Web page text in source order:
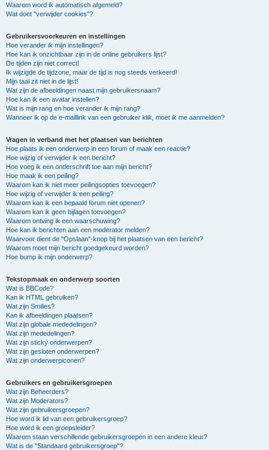
Waarom word ik automatisch afgemeld?
Wat doet "verwijder cookies"?
Gebruikersvoorkeuren en instellingen
Hoe verander ik mijn instellingen?
Hoe kan ik onzichtbaar zijn in de online gebruikers lijst?
De tijden zijn niet correct!
Ik wijzigde de tijdzone, maar de tijd is nog steeds verkeerd!
Mijn taal zit niet in de lijst!
Wat zijn de afbeeldingen naast mijn gebruikersnaam?
Hoe kan ik een avatar instellen?
Wat is mijn rang en hoe verander ik mijn rang?
Wanneer ik op de e-maillink van een gebruiker klik, moet ik me aanmelden?
Vragen in verband met het plaatsen van berichten
Hoe plaats ik een onderwerp in een forum of maak een reactie?
Hoe wijzig of verwijder ik een bericht?
Hoe voeg ik een onderschrift toe aan mijn bericht?
Hoe maak ik een peiling?
Waarom kan ik niet meer peilingsopties toevoegen?
Hoe wijzig of verwijder ik een peiling?
Waarom kan ik een bepaald forum niet openen?
Waarom kan ik geen bijlagen toevoegen?
Waarom ontving ik een waarschuwing?
Hoe kan ik berichten aan een moderator melden?
Waarvoor dient de "Opslaan"-knop bij het plaatsen van een bericht?
Waarom moet mijn bericht goedgekeurd worden?
Hoe bump ik mijn onderwerp?
Tekstopmaak en onderwerp soorten
Wat is BBCode?
Kan ik HTML gebruiken?
Wat zijn Smilies?
Kan ik afbeeldingen plaatsen?
Wat zijn globale mededelingen?
Wat zijn mededelingen?
Wat zijn sticky onderwerpen?
Wat zijn gesloten onderwerpen?
Wat zijn onderwerpiconen?
Gebruikers en gebruikersgroepen
Wat zijn Beheerders?
Wat zijn Moderators?
Wat zijn gebruikersgroepen?
Hoe word ik lid van een gebruikersgroep?
Hoe word ik een groepsleider?
Waarom staan verschillende gebruikersgroepen in een andere kleur?
Wat is de "Standaard gebruikersgroep"?